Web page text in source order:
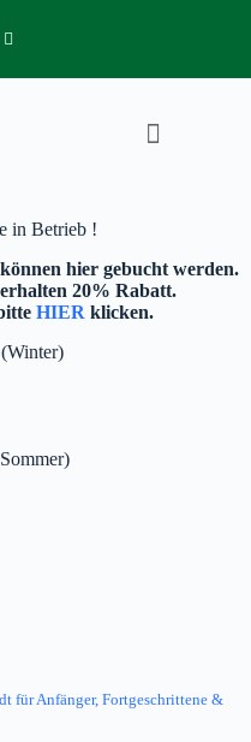
in Betrieb !
können hier gebucht werden.
20% Rabatt.
HIER klicken.
für Anfänger, Fortgeschrittene &